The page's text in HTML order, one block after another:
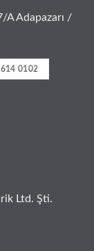
A Adapazarı /
0102
Ltd. Şti.